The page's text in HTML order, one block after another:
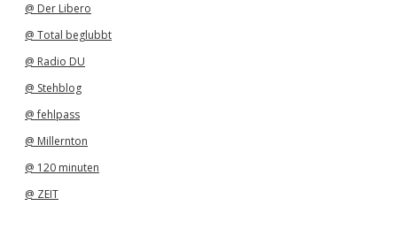
@ Der Libero
@ Total beglubbt
@ Radio DU
@ Stehblog
@ fehlpass
@ Millernton
@ 120 minuten
@ ZEIT